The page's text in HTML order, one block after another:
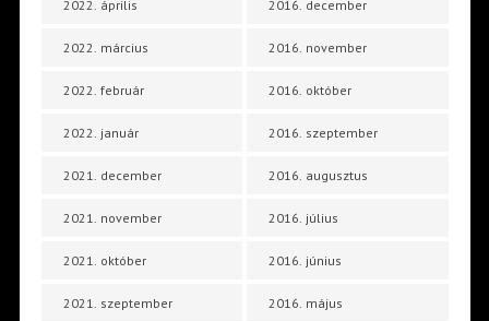
2022. április
2022. március
2022. február
2022. január
2021. december
2021. november
2021. október
2021. szeptember
2016. december
2016. november
2016. október
2016. szeptember
2016. augusztus
2016. július
2016. június
2016. május